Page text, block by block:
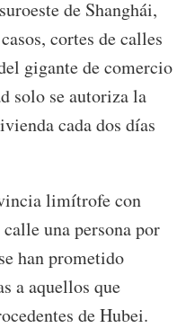
de Shanghái,
cortes de calles
gigante de comercio
solo se autoriza la
cada dos días
limítrofe con
una persona por
han prometido
a aquellos que
de Hubei.